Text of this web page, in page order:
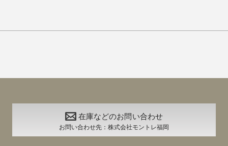
在庫などのお問い合わせ
お問い合わせ先：株式会社モントレ福岡